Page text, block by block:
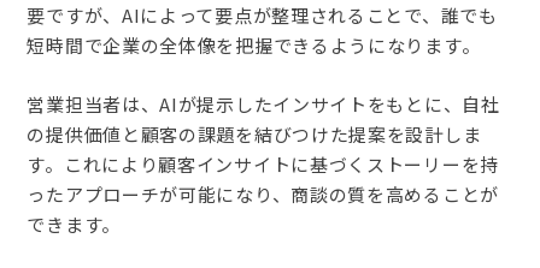
要ですが、AIによって要点が整理されることで、誰でも
短時間で企業の全体像を把握できるようになります。
営業担当者は、AIが提示したインサイトをもとに、自社
の提供価値と顧客の課題を結びつけた提案を設計しま
す。これにより顧客インサイトに基づくストーリーを持
ったアプローチが可能になり、商談の質を高めることが
できます。